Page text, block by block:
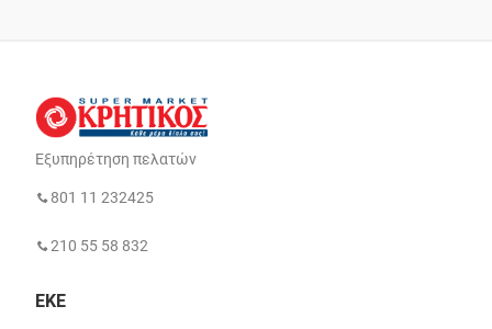
Εξυπηρέτηση πελατών
801 11 232425
210 55 58 832
ΕΚΕ